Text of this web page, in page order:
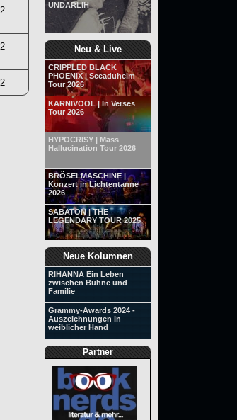
UNDARLIH
Neu & Live
CRIPPLED BLACK
PHOENIX | Sceaduhelm
Tour 2026
KARNIVOOL | In Verses
Tour 2026
HYPOCRISY | Mass
Hallucination Tour 2026
BRÖSELMASCHINE |
Konzert in Lichtentanne
2026
SABATON | THE
LEGENDARY TOUR 2025
Neue Kolumnen
RIHANNA Ein Leben
zwischen Bühne und
Familie
Grammy-Awards 2024 -
Auszeichnungen in
weiblicher Hand
Partner